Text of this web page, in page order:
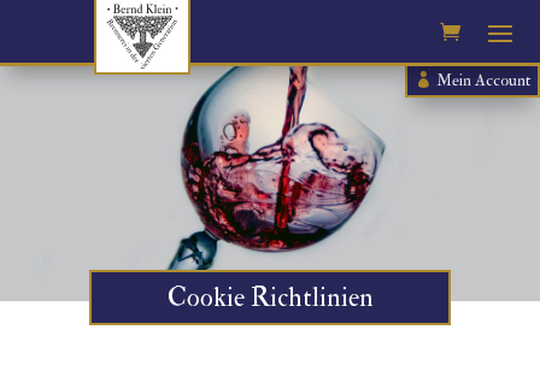
Mein Account
Cookie Richtlinien